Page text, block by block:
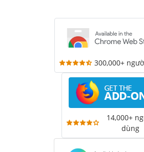
300,000+
14,000+
dùng